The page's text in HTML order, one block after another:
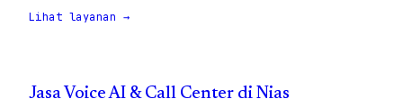
Lihat layanan →
Jasa Voice AI & Call Center di Nias